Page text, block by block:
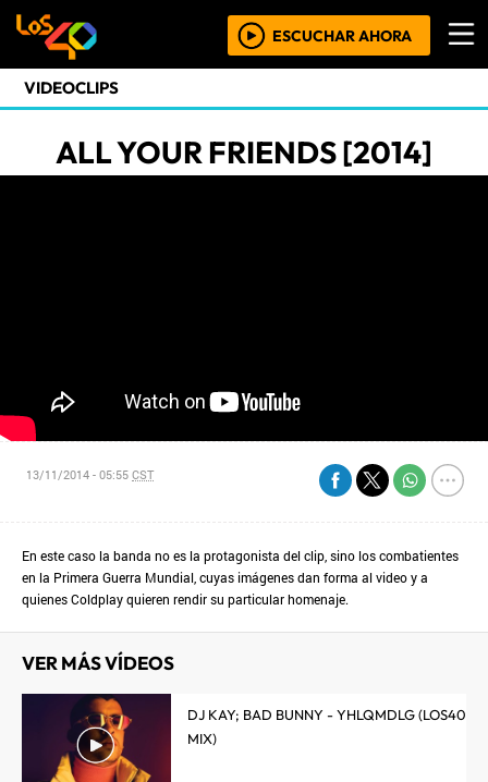
ESCUCHAR AHORA
VIDEOCLIPS
ALL YOUR FRIENDS [2014]
13/11/2014 - 05:55CST
En este caso la banda no es la protagonista del clip, sino los combatientes
en la Primera Guerra Mundial, cuyas imágenes dan forma al video y a
quienes Coldplay quieren rendir su particular homenaje.
VER MÁS VÍDEOS
DJ KAY; BAD BUNNY - YHLQMDLG (LOS40
MIX)